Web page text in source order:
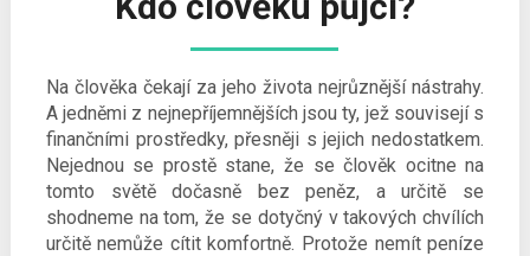
Na člověka čekají za jeho života nejrůznější nástrahy.
A jedněmi z nejnepříjemnějších jsou ty, jež souvisejí s
finančními prostředky, přesněji s jejich nedostatkem.
Nejednou se prostě stane, že se člověk ocitne na
tomto světě dočasně bez peněz, a určitě se
shodneme na tom, že se dotyčný v takových chvílích
určitě nemůže cítit komfortně. Protože nemít peníze